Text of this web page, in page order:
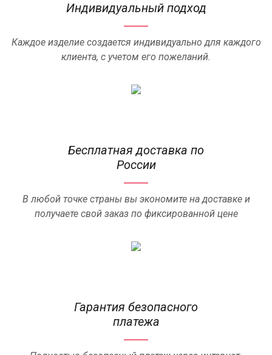
Индивидуальный подход
Каждое изделие создается индивидуально для каждого
клиента, с учетом его пожеланий.
Бесплатная доставка по
России
В любой точке страны вы экономите на доставке и
получаете свой заказ по фиксированной цене
Гарантия безопасного
платежа